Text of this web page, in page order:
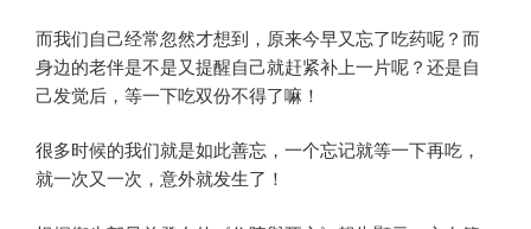
而我们自己经常忽然才想到，原来今早又忘了吃药呢？而
身边的老伴是不是又提醒自己就赶紧补上一片呢？还是自
己发觉后，等一下吃双份不得了嘛！
很多时候的我们就是如此善忘，一个忘记就等一下再吃，
就一次又一次，意外就发生了！